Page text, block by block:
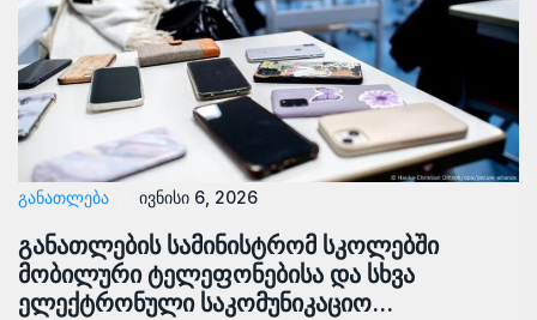
ᲒᲐᲜᲐᲗᲚᲔᲑᲐ ივნისი 6, 2026
განათლების სამინისტრომ სკოლებში
მობილური ტელეფონებისა და სხვა
ელექტრონული საკომუნიკაციო…